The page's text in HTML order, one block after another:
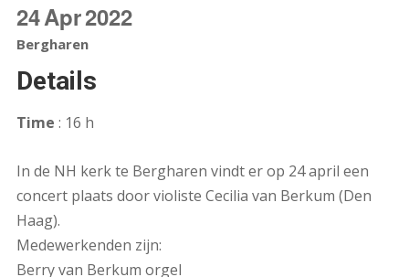
24Apr2022
Bergharen
Details
Time : 16 h
In de NH kerk te Bergharen vindt er op 24 april een
concert plaats door violiste Cecilia van Berkum (Den
Haag).
Medewerkenden zijn:
Berry van Berkum orgel